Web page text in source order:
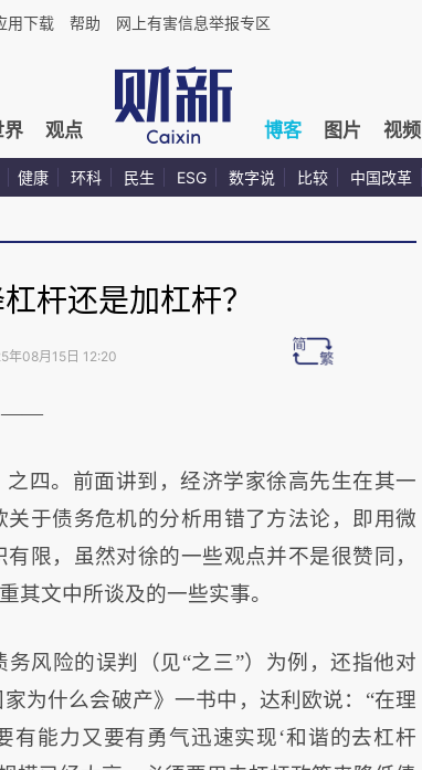
用下载 帮助 网上有害信息举报专区
界 观点 博客 图片 视频
健康 环科 民生 ESG 数字说 比较 中国改革
杆还是加杠杆？
年08月15日 12:20
——
四。 前面讲到，经济学家徐高先生在其一
于债务危机的分析用错了方法论，即用微
限，虽然对徐的一些观点并不是很赞同，
其文中所谈及的一些实事。
风险的误判（见“之三”）为例，还指他对
为什么会破产》一书中，达利欧说：“在理
有能力又要有勇气迅速实现‘和谐的去杠杆